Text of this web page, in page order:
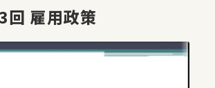
第3回 雇用政策